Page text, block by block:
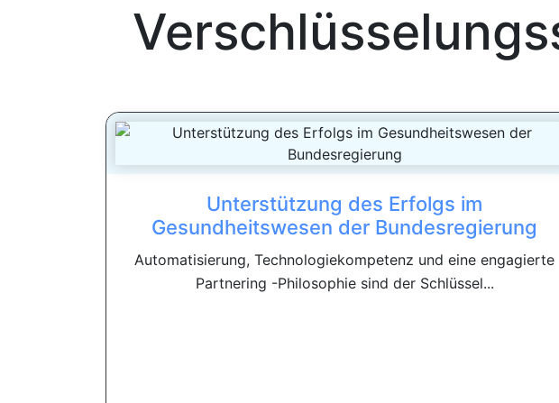
Unterstützung des Erfolgs im
Gesundheitswesen der Bundesregierung
Automatisierung, Technologiekompetenz und eine engagierte
Partnering -Philosophie sind der Schlüssel...